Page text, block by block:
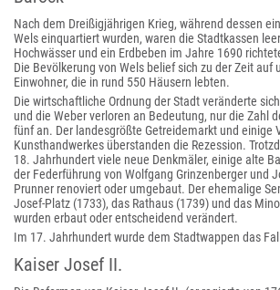
Nach dem Dreißigjährigen Krieg, während dessen
Wels einquartiert wurden, waren die Stadtkassen
Hochwässer und ein Erdbeben im Jahre 1690
Die Bevölkerung von Wels belief sich zu der Zeit auf
Einwohner, die in rund 550 Häusern lebten.
Die wirtschaftliche Ordnung der Stadt veränderte
und die Weber verloren an Bedeutung, nur die Zahl
fünf an. Der landesgrößte Getreidemarkt und einige
Kunsthandwerkes überstanden die Rezession.
18. Jahrhundert viele neue Denkmäler, einige alte
der Federführung von Wolfgang Grinzenberger und
Prunner renoviert oder umgebaut. Der ehemalige
Josef-Platz (1733), das Rathaus (1739) und das
wurden erbaut oder entscheidend verändert.
Im 17. Jahrhundert wurde dem Stadtwappen das
Kaiser Josef II.